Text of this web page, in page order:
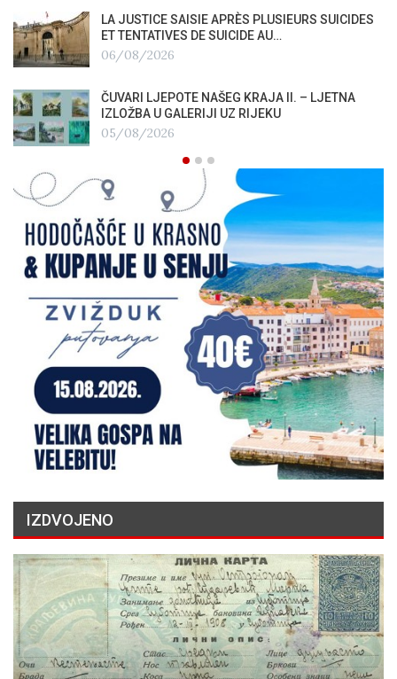
LA JUSTICE SAISIE APRÈS PLUSIEURS SUICIDES
ET TENTATIVES DE SUICIDE AU…
06/08/2026
ČUVARI LJEPOTE NAŠEG KRAJA II. – LJETNA
IZLOŽBA U GALERIJI UZ RIJEKU
05/08/2026
IZDVOJENO